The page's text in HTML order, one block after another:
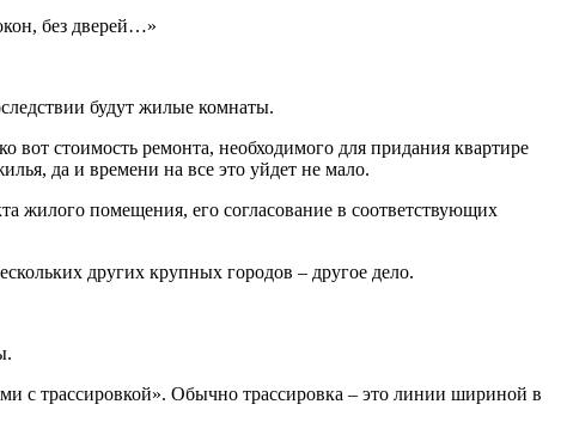
без дверей…»
будут жилые комнаты.
вот стоимость ремонта, необходимого для придания квартире
да и времени на все это уйдет не мало.
жилого помещения, его согласование в соответствующих
других крупных городов – другое дело.
с трассировкой». Обычно трассировка – это линии шириной в